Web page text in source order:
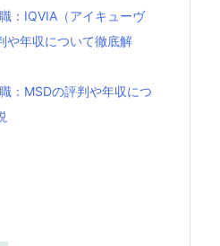
：IQVIA（アイキューヴ
や年収について徹底解
：MSDの評判や年収につ